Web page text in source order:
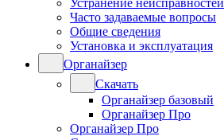
Устранение неисправностей
Часто задаваемые вопросы
Общие сведения
Установка и эксплуатация
Органайзер
Скачать
Органайзер базовый
Органайзер Про
Органайзер Про